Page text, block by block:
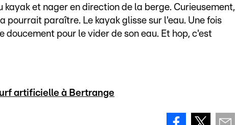
et nager en direction de la berge. Curieusement,
pourrait paraître. Le kayak glisse sur l'eau. Une fois
doucement pour le vider de son eau. Et hop, c'est
artificielle à Bertrange